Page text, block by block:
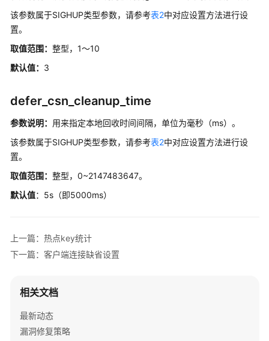
参
当
设
参
GUC
参
GUC
该参数属于SIGHUP类型参数，请参考表2中对应设置方法进行设
置。
取值范围： 整型，1～10
默认值： 3
defer_csn_cleanup_time
参数说明： 用来指定本地回收时间间隔，单位为毫秒（ms）。
该参数属于SIGHUP类型参数，请参考表2中对应设置方法进行设
置。
取值范围： 整型，0~2147483647‬。
默认值：5s（即5000ms）
上一篇：热点key统计
下一篇：客户端连接缺省设置
相关文档
最新动态
漏洞修复策略